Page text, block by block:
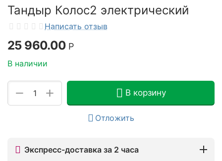
Тандыр Колос2 электрический
Написать отзыв
25 960.00 Р
В наличии
+
− В корзину
Отложить
Экспресс-доставка за 2 часа